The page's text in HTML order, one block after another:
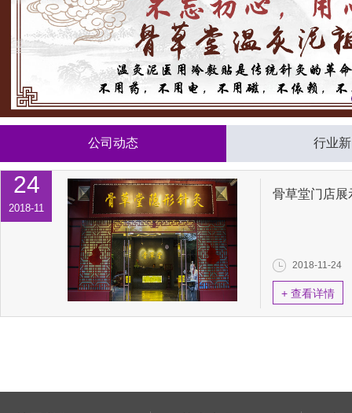
公司动态 行业
24
2018-11
骨草堂门店展
2018-11-24
+ 查看详情